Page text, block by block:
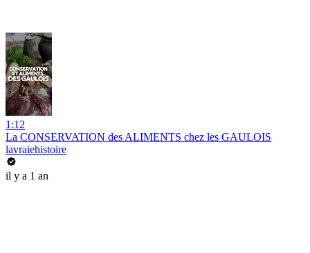
1:12
La CONSERVATION des ALIMENTS chez les GAULOIS
lavraiehistoire
il y a 1 an